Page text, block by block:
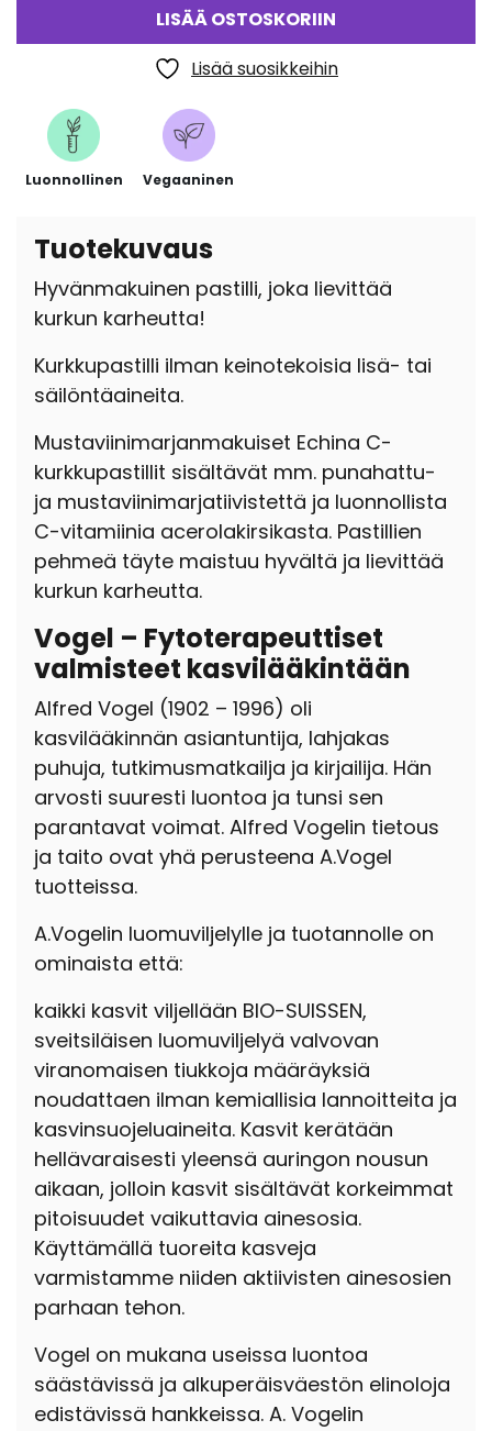
LISÄÄ OSTOSKORIIN
Lisää suosikkeihin
Luonnollinen Vegaaninen
Tuotekuvaus
Hyvänmakuinen pastilli, joka lievittää
kurkun karheutta!
Kurkkupastilli ilman keinotekoisia lisä- tai
säilöntäaineita.
Mustaviinimarjanmakuiset Echina C-
kurkkupastillit sisältävät mm. punahattu-
ja mustaviinimarjatiivistettä ja luonnollista
C-vitamiinia acerolakirsikasta. Pastillien
pehmeä täyte maistuu hyvältä ja lievittää
kurkun karheutta.
Vogel – Fytoterapeuttiset
valmisteet kasvilääkintään
Alfred Vogel (1902 – 1996) oli
kasvilääkinnän asiantuntija, lahjakas
puhuja, tutkimusmatkailja ja kirjailija. Hän
arvosti suuresti luontoa ja tunsi sen
parantavat voimat. Alfred Vogelin tietous
ja taito ovat yhä perusteena A.Vogel
tuotteissa.
A.Vogelin luomuviljelylle ja tuotannolle on
ominaista että:
kaikki kasvit viljellään BIO-SUISSEN,
sveitsiläisen luomuviljelyä valvovan
viranomaisen tiukkoja määräyksiä
noudattaen ilman kemiallisia lannoitteita ja
kasvinsuojeluaineita. Kasvit kerätään
hellävaraisesti yleensä auringon nousun
aikaan, jolloin kasvit sisältävät korkeimmat
pitoisuudet vaikuttavia ainesosia.
Käyttämällä tuoreita kasveja
varmistamme niiden aktiivisten ainesosien
parhaan tehon.
Vogel on mukana useissa luontoa
säästävissä ja alkuperäisväestön elinoloja
edistävissä hankkeissa. A. Vogelin